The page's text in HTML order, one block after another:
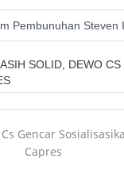
Steven Indi
SOLID, DEWO